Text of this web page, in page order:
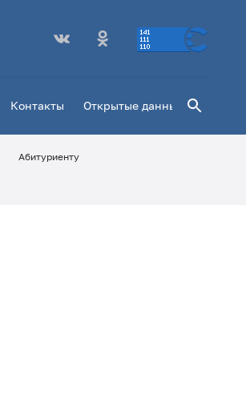
Контакты Открытые данные
Абитуриенту
Поиск